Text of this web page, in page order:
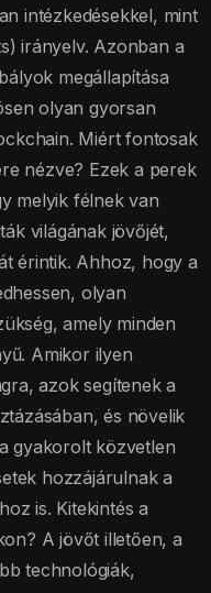
intézkedésekkel, mint
irányelv. Azonban a
megállapítása
olyan gyorsan
Miért fontosak
nézve? Ezek a perek
melyik félnek van
világának jövőjét,
érintik. Ahhoz, hogy a
olyan
amely minden
Amikor ilyen
azok segítenek a
és növelik
gyakorolt közvetlen
hozzájárulnak a
is. Kitekintés a
A jövőt illetően, a
technológiák,